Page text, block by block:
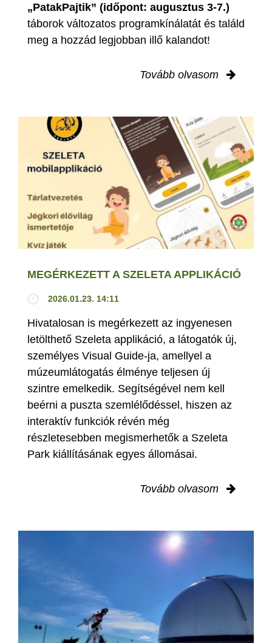
„PatakPajtik” (időpont: augusztus 3-7.)
táborok változatos programkínálatát és találd
meg a hozzád legjobban illő kalandot!
Tovább olvasom
MEGÉRKEZETT A SZELETA APPLIKÁCIÓ
2026.01.23. 14:11
Hivatalosan is megérkezett az ingyenesen
letölthető Szeleta applikáció, a látogatók új,
személyes Visual Guide-ja, amellyel a
múzeumlátogatás élménye teljesen új
szintre emelkedik. Segítségével nem kell
beérni a puszta szemlélődéssel, hiszen az
interaktív funkciók révén még
részletesebben megismerhetők a Szeleta
Park kiállításának egyes állomásai.
Tovább olvasom